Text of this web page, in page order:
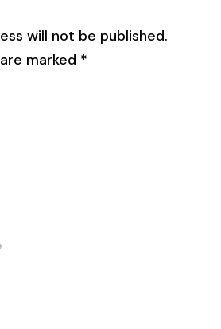
will not be published.
marked *